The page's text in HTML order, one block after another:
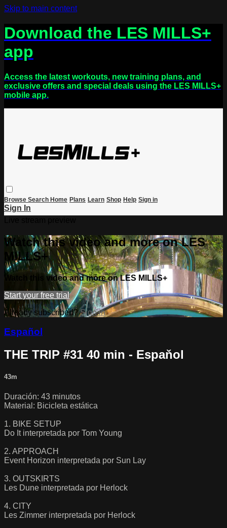
Skip to main content
Download the LES MILLS+
app
Access the latest workouts, new training plans, and
exclusive offers and special deals using the LES MILLS+
mobile app.
Browse Search Home Plans Learn Shop Help Sign in
Sign In
Watch this video and more on LES
MILLS+
Watch this video and more on LES MILLS+
Start your free trial
Already subscribed?Sign in
Español
THE TRIP #31 40 min - Espaňol
43m
Duración: 43 minutos
Material: Bicicleta estática
1. BIKE SETUP
Do It interpretada por Tom Young
2. APPROACH
Event Horizon interpretada por Sun Lay
3. OUTSKIRTS
Les Dune interpretada por Herlock
4. CITY
Les Zimmer interpretada por Herlock